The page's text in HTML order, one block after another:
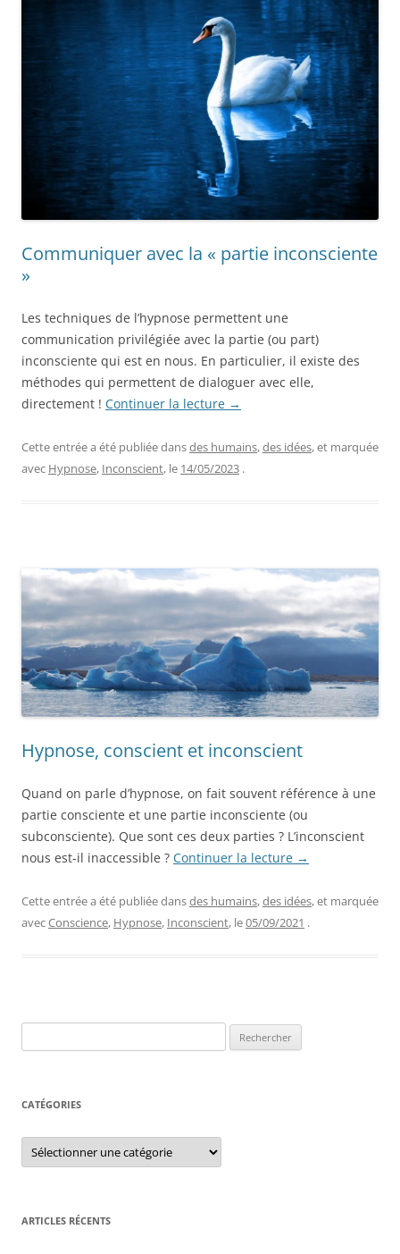
Communiquer avec la « partie inconsciente
»
Les techniques de l’hypnose permettent une
communication privilégiée avec la partie (ou part)
inconsciente qui est en nous. En particulier, il existe des
méthodes qui permettent de dialoguer avec elle,
directement ! Continuer la lecture →
Cette entrée a été publiée dansdes humains,des idées, et marquée
avec Hypnose, Inconscient, le 14/05/2023 .
Hypnose, conscient et inconscient
Quand on parle d’hypnose, on fait souvent référence à une
partie consciente et une partie inconsciente (ou
subconsciente). Que sont ces deux parties ? L’inconscient
nous est-il inaccessible ? Continuer la lecture →
Cette entrée a été publiée dansdes humains,des idées, et marquée
avecConscience, Hypnose, Inconscient, le05/09/2021 .
CATÉGORIES
Catégories
ARTICLES RÉCENTS